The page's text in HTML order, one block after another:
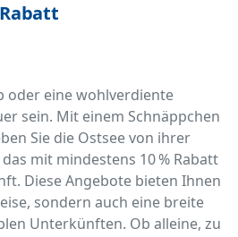
oder eine wohlverdiente
sein. Mit einem Schnäppchen
Sie die Ostsee von ihrer
mit mindestens 10 % Rabatt
Diese Angebote bieten Ihnen
sondern auch eine breite
Unterkünften. Ob alleine, zu